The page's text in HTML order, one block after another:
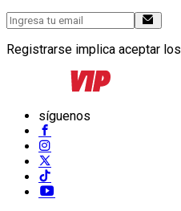
Registrarse implica aceptar los
síguenos